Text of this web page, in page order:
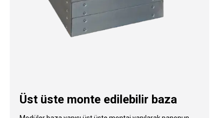
Üst üste monte edilebilir baza